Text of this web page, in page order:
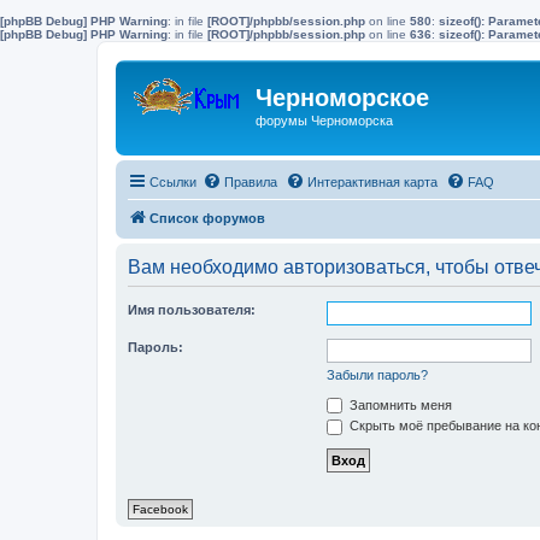
[phpBB Debug] PHP Warning: in file [ROOT]/phpbb/session.php on line 580: sizeof():
[phpBB Debug] PHP Warning: in file [ROOT]/phpbb/session.php on line 636: sizeof():
Черноморское
форумы Черноморска
Ссылки Правила Интерактивная карта FAQ
Список форумов
Вам необходимо авторизоваться, чтобы
Имя пользователя:
Пароль:
Забыли пароль?
Запомнить меня
Скрыть моё пребывание на
Facebook